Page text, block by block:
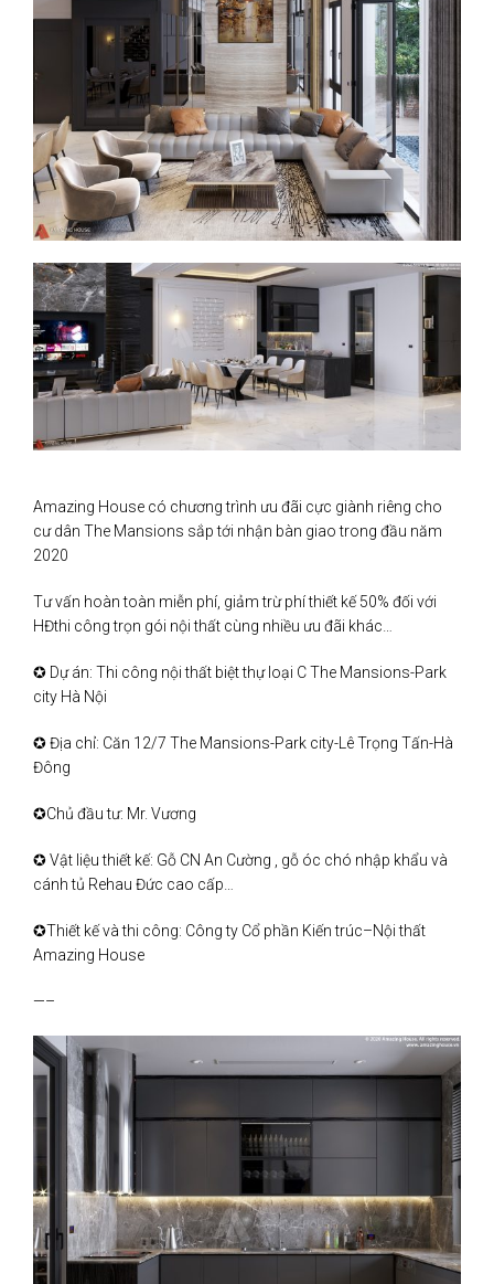
Amazing House có chương trình ưu đãi cực giành riêng cho
cư dân The Mansions sắp tới nhận bàn giao trong đầu năm
2020
Tư vấn hoàn toàn miễn phí, giảm trừ phí thiết kế 50% đối với
HĐthi công trọn gói nội thất cùng nhiều ưu đãi khác…
✪ Dự án: Thi công nội thất biệt thự loại C The Mansions-Park
city Hà Nội
✪ Địa chỉ: Căn 12/7 The Mansions-Park city-Lê Trọng Tấn-Hà
Đông
✪Chủ đầu tư: Mr. Vương
✪ Vật liệu thiết kế: Gỗ CN An Cường , gỗ óc chó nhập khẩu và
cánh tủ Rehau Đức cao cấp…
✪Thiết kế và thi công: Công ty Cổ phần Kiến trúc–Nội thất
Amazing House
—–